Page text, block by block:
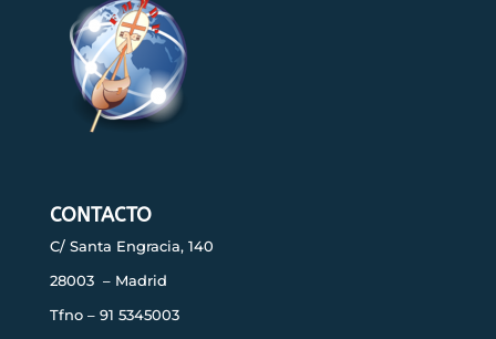
CONTACTO
C/ Santa Engracia, 140
28003 – Madrid
Tfno – 91 5345003